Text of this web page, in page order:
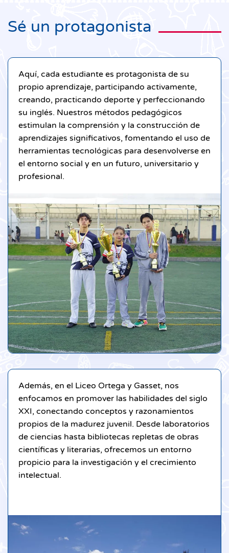
Sé un protagonista
Aquí, cada estudiante es protagonista de su
propio aprendizaje, participando activamente,
creando, practicando deporte y perfeccionando
su inglés. Nuestros métodos pedagógicos
estimulan la comprensión y la construcción de
aprendizajes significativos, fomentando el uso de
herramientas tecnológicas para desenvolverse en
el entorno social y en un futuro, universitario y
profesional.
Además, en el Liceo Ortega y Gasset, nos
enfocamos en promover las habilidades del siglo
XXI, conectando conceptos y razonamientos
propios de la madurez juvenil. Desde laboratorios
de ciencias hasta bibliotecas repletas de obras
científicas y literarias, ofrecemos un entorno
propicio para la investigación y el crecimiento
intelectual.